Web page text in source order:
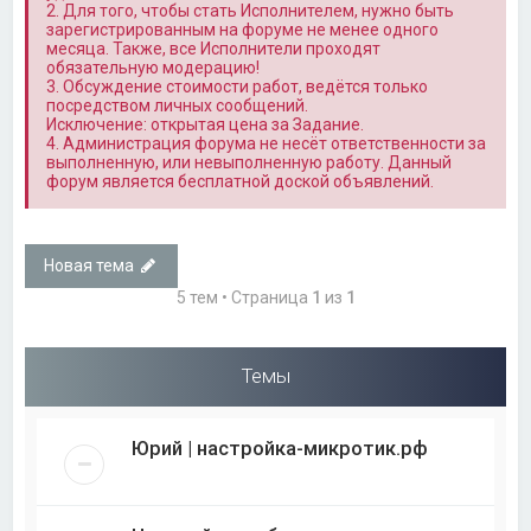
2. Для того, чтобы стать Исполнителем, нужно быть
зарегистрированным на форуме не менее одного
месяца. Также, все Исполнители проходят
обязательную модерацию!
3. Обсуждение стоимости работ, ведётся только
посредством личных сообщений.
Исключение: открытая цена за Задание.
4. Администрация форума не несёт ответственности за
выполненную, или невыполненную работу. Данный
форум является бесплатной доской объявлений.
Новая тема
5 тем • Страница 1 из 1
Темы
Юрий | настройка-микротик.рф